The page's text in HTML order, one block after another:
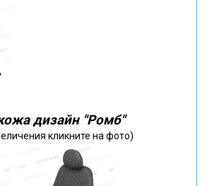
дизайн "Ромб"
кликните на фото)